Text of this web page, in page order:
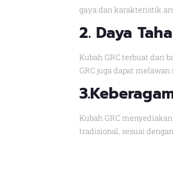
gaya dan karakteristik
2. Daya
Kubah GRC terbuat dari
GRC juga dapat
Kubah GRC
tradisional, sesuai